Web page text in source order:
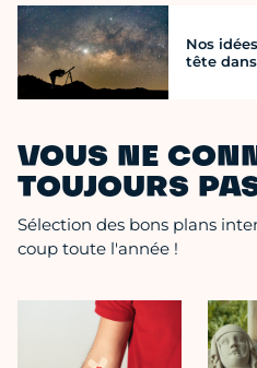
Nos
tête
VOUS NE
TOUJOURS
Sélection des bons plans
coup toute l'année !